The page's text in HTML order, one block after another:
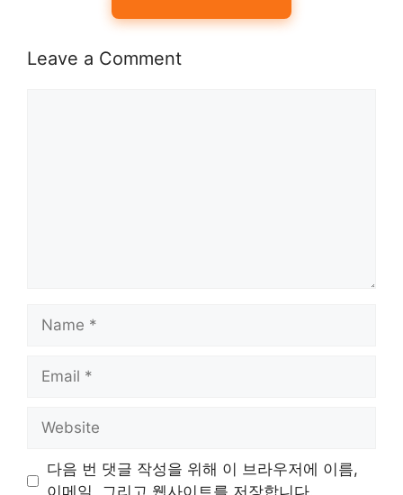
Leave a Comment
Name
Email
Website
다음 번 댓글 작성을 위해 이 브라우저에 이름,